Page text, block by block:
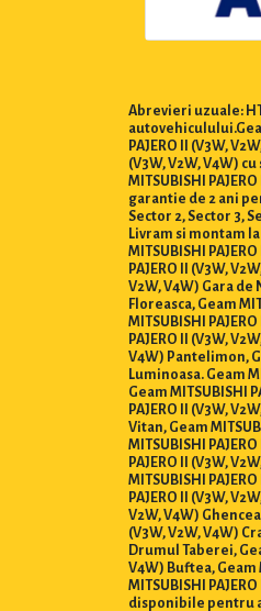
Abrevieri uzuale:
PAJERO II (V3W,
(V3W, V2W, V4W)
MITSUBISHI
garantie de 2 ani
Sector 2, Sector 3,
Livram si montam la
MITSUBISHI
PAJERO II (V3W,
V2W, V4W) Gara de
Floreasca, Geam
MITSUBISHI
PAJERO II (V3W,
V4W) Pantelimon,
Luminoasa. Geam
Geam MITSUBISHI
PAJERO II (V3W,
Vitan, Geam
MITSUBISHI
PAJERO II (V3W,
MITSUBISHI
PAJERO II (V3W,
V2W, V4W)
(V3W, V2W, V4W)
Drumul Taberei,
V4W) Buftea, Geam
MITSUBISHI
disponibile pentru